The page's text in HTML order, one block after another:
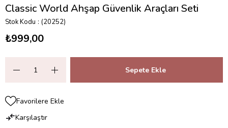
Classic World Ahşap Güvenlik Araçları Seti
Stok Kodu (20252)
₺999,00
Favorilere Ekle
Karşılaştır